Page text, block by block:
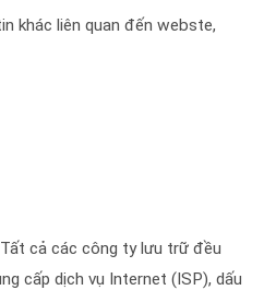
khác liên quan đến webste,
cả các công ty lưu trữ đều
cấp dịch vụ Internet (ISP), dấu